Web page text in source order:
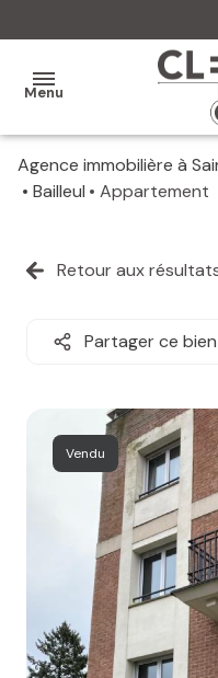
Menu
MON
MES
MES
ESTIMATION
ALERTE
Agence immobilière à
Bailleul
Appartement
Retour aux
Partager ce bien
Vendu